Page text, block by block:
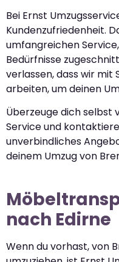
Bei Ernst
Kundenzufriedenheit.
umfangreichen
Bedürfnisse
verlassen, dass wir mit
arbeiten, um deinen
Überzeuge dich selbst
Service und
unverbindliches
deinem Umzug von
nach Edirne
Wenn du vorhast, von